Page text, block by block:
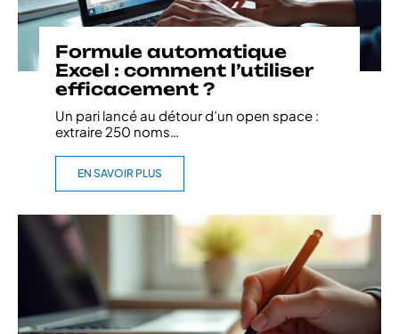
Formule automatique
Excel : comment l’utiliser
efficacement ?
Un pari lancé au détour d’un open space :
extraire 250 noms…
EN SAVOIR PLUS